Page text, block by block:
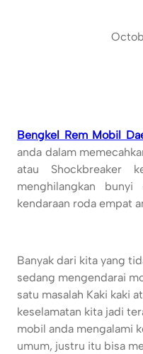
Bengkel Rem Mobil
anda dalam
atau Shockbreaker
menghilangkan
kendaraan roda empat
Banyak dari kita yang
sedang mengendarai
satu masalah Kaki kaki
keselamatan kita jadi
mobil anda mengalami
umum, justru itu bisa